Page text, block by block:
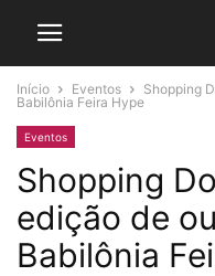
Início Eventos
Shopping
Babilônia Feira Hype
Eventos
Shopping
edição de
Babilônia